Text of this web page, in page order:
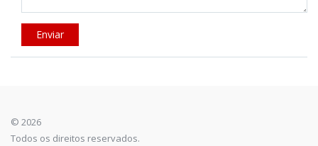
Enviar
© 2026
Todos os direitos reservados.